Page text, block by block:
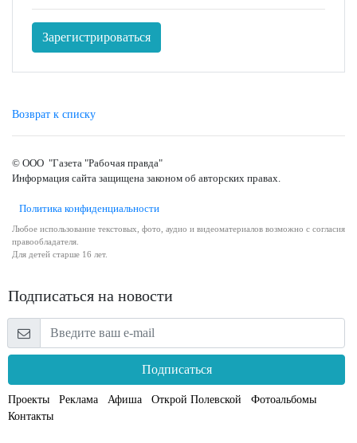
Зарегистрироваться
Возврат к списку
© ООО "Газета "Рабочая правда"
Информация сайта защищена законом об авторских правах.
Политика конфиденциальности
Любое использование текстовых, фото, аудио и видеоматериалов возможно с согласия
правообладателя.
Для детей старше 16 лет.
Подписаться на новости
Подписаться
Проекты Реклама Афиша Открой Полевской
Фотоальбомы
Контакты